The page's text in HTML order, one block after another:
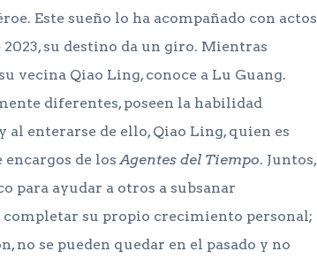
Este sueño lo ha acompañado con actos
su destino da un giro. Mientras
vecina Qiao Ling, conoce a Lu Guang.
diferentes, poseen la habilidad
enterarse de ello, Qiao Ling, quien es
encargos de losAgentes del Tiempo. Juntos,
para ayudar a otros a subsanar
su propio crecimiento personal;
no se pueden quedar en el pasado y no